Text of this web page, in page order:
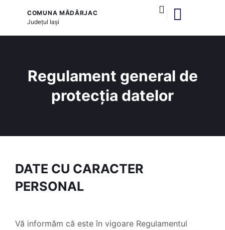
COMUNA MĂDÂRJAC
Județul Iași
Regulament general de
protecția datelor
DATE CU CARACTER
PERSONAL
Vă informăm că este în vigoare Regulamentul